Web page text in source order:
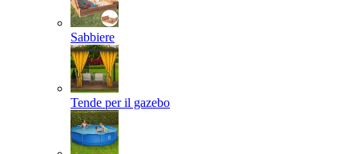
Sabbiere
Tende per il gazebo